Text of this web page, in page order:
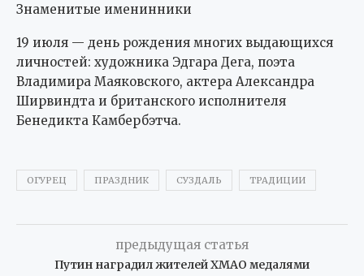
Знаменитые именинники
19 июля — день рождения многих выдающихся
личностей: художника Эдгара Дега, поэта
Владимира Маяковского, актера Александра
Ширвиндта и британского исполнителя
Бенедикта Камбербэтча.
ОГУРЕЦ ПРАЗДНИК СУЗДАЛЬ ТРАДИЦИИ
предыдущая статья
Путин наградил жителей ХМАО медалями